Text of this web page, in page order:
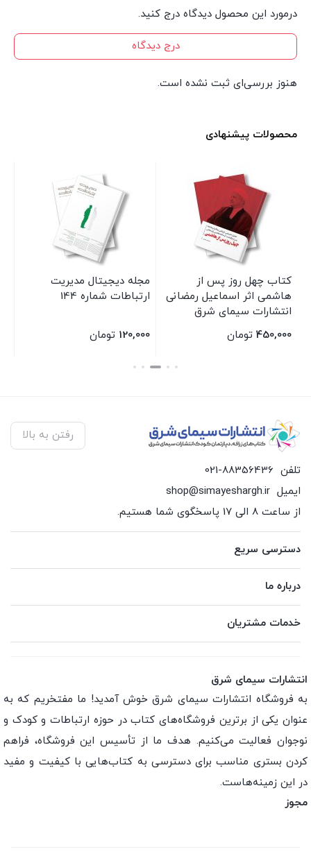
درمورد این محصول دیدگاه درج کنید.
درج دیدگاه
هنوز بررسی‌ای ثبت نشده است.
محصولات پیشنهادی
کتاب چهل روز پس از
هاشمی اثر اسماعیل رمضانی
انتشارات سیمای شرق
450,000 تومان
مجله دیجیتال مدیریت
ارتباطات شماره 144
120,000 تومان
بستن
رفتن به بالا
تلفن 021-88356436
ایمیل shop@simayeshargh.ir
از ساعت 8 الی 17 پاسخگوی شما هستیم.
دسترسی سریع
درباره ما
خدمات مشتریان
انتشارات سیمای شرق
به فروشگاه انتشارات سیمای شرق خوش آمدید! ما مفتخریم که به
عنوان یکی از برترین فروشگاه‌های کتاب در حوزه ارتباطات و کودک و
نوجوان فعالیت می‌کنیم. هدف ما از تأسیس این فروشگاه، فراهم
کردن بستری مناسب برای دسترسی به کتاب‌هایی با کیفیت و مفید
در این زمینه‌هاست.
مجوز